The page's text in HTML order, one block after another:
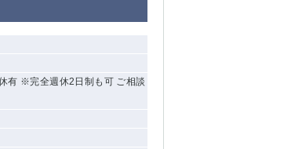
有 ※完全週休2日制も可 ご相談